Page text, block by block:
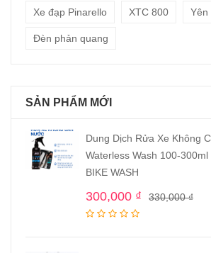
Xe đạp Pinarello XTC 800 Yên
Đèn phản quang
SẢN PHẨM MỚI
Dung Dịch Rửa Xe Không
Waterless Wash 100-300ml
BIKE WASH
330,000₫
300,000 ₫